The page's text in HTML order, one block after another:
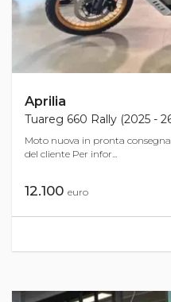
Aprilia
Tuareg 660 Rally (2025 -
Moto nuova in pronta
del cliente Per infor...
12.100 euro